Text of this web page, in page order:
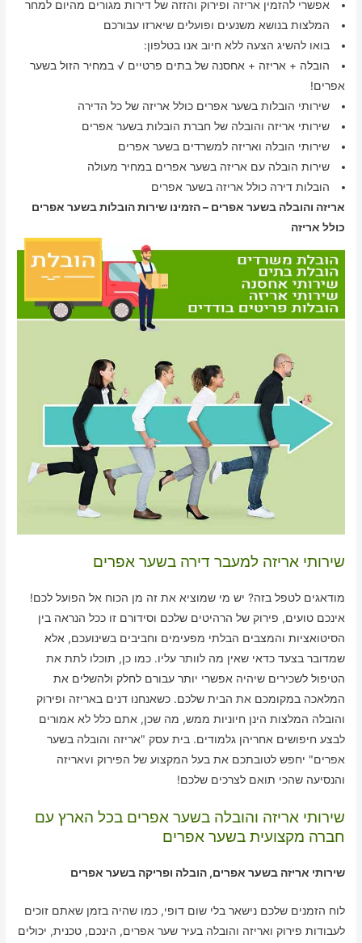
אפשרי להזמין אריזה ופירוק והזזה של דירות מגורים מהיום למחר
המלצות בנושא משנעים ופועלים שיארזו עבורכם
בואו להשיג הצעה ללא חיוב אנו בטלפון:
הובלה + אריזה + אחסנה של בתים פרטיים √ במחיר הזול בשער
אפרים!
שירותי הובלות בשער אפרים כולל אריזה של כל הדירה
שירותי אריזה והובלה של חברת הובלות בשער אפרים
שירותי הובלה ואריזה למשרדים בשער אפרים
שירות הובלה עם אריזה בשער אפרים במחיר מעולה
הובלות דירה כולל אריזה בשער אפרים
אריזה והובלה בשער אפרים – הזמינו שירות הובלות בשער אפרים
כולל אריזה
שירותי אריזה למעבר דירה בשער אפרים
מודאגים לטפל בזה? יש מי שמוציא את זה מן הכוח אל הפועל לכם!
אינכם טועים, פירוק של הרהיטים שלכם וסידורם זו ככל הנראה בין
הסיטואציות והמצבים הבלתי מפעימים וחביבים בשינועכם, אלא
שמדובר בצעד כדאי שאין מה לוותר עליו. כמו כן, תוכלו לתת את
הטיפול לשכירים שיהיה אפשרי יותר עבורם לחלק ולהשלים את
המלאכה במקומכם את הבית שלכם. כשאנחנו דנים באריזה ופירוק
והובלה המלצות הינן חיוניות ממש, מה שכן, אתם כלל לא אמורים
לבצע חיפושים אחריהן גלמודים. בית עסק "אריזה והובלה בשער
אפרים" יחפש לטובתכם את בעל המקצוע של הפירוק וvאריזה
והנסיעה שהכי תואם לצרכים שלכם!
שירותי אריזה והובלה בשער אפרים בכל הארץ עם
חברה מקצועית בשער אפרים
שירותי אריזה בשער אפרים, הובלה ופריקה בשער אפרים
לוח הזמנים שלכם נישאר בלי שום דופי, כמו שהיה בזמן שאתם זוכים
לעבודות פירוק ואריזה והובלה בעיר שער אפרים, הינכם, טכנית, יכולים